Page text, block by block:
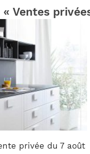
Ventes
privée du 7 août